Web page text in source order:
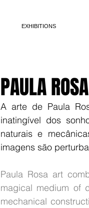
EXHIBITIONS
PAULA ROSA
A arte de Paula
inatingível dos
naturais e
imagens são
Paula Rosa art
magical medium of
mechanical